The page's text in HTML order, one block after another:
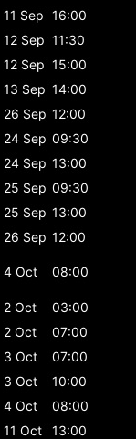
11 Sep 16:00
12 Sep 11:30
12 Sep 15:00
13 Sep 14:00
26 Sep 12:00
24 Sep 09:30
24 Sep 13:00
25 Sep 09:30
25 Sep 13:00
26 Sep 12:00
4 Oct 08:00
2 Oct
03:00
2 Oct
07:00
3 Oct
07:00
3 Oct
10:00
4 Oct
08:00
11 Oct
13:00